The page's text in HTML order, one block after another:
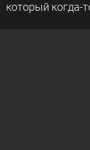
который когда-